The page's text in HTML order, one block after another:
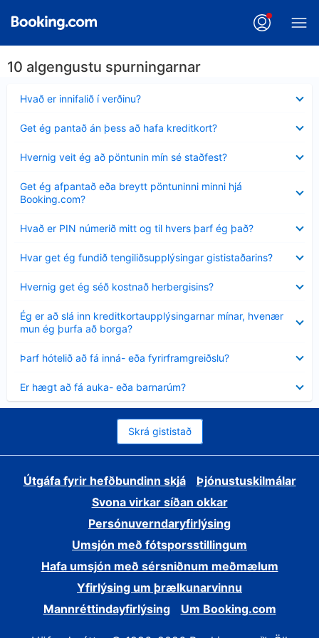
10 algengustu spurningarnar
Hvað er innifalið í verðinu?
sýnt
Get ég pantað án þess að hafa kreditkort?
sýnt
Hvernig veit ég að pöntunin mín sé staðfest?
sýnt
Get ég afpantað eða breytt pöntuninni minni hjá
Booking.com?
sýnt
Hvað er PIN númerið mitt og til hvers þarf ég það?
sýnt
Hvar get ég fundið tengiliðsupplýsingar gististaðarins?
sýnt
Hvernig get ég séð kostnað herbergisins?
sýnt
Ég er að slá inn kreditkortaupplýsingarnar mínar, hvenær
mun ég þurfa að borga?
Minna
sýnt
Þarf hótelið að fá inná- eða fyrirframgreiðslu?
sýnt
Er hægt að fá auka- eða barnarúm?
sýnt
Skrá gististað
Útgáfa fyrir hefðbundinn skjá
Þjónustuskilmálar
Svona virkar síðan okkar
Persónuverndaryfirlýsing
Umsjón með fótsporsstillingum
Hafa umsjón með sérsniðnum meðmælum
Yfirlýsing um þrælkunarvinnu
Mannréttindayfirlýsing
Um Booking.com